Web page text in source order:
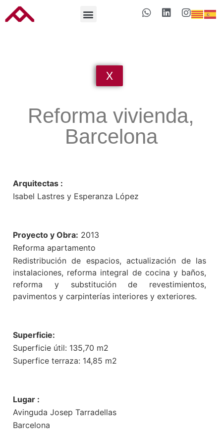
X
Reforma vivienda,
Barcelona
Arquitectas :
Isabel Lastres y Esperanza López
Proyecto y Obra: 2013
Reforma apartamento
Redistribución de espacios, actualización de las
instalaciones, reforma integral de cocina y baños,
reforma y substitución de revestimientos,
pavimentos y carpinterías interiores y exteriores.
Superficie:
Superficie útil: 135,70 m2
Superfice terraza: 14,85 m2
Lugar :
Avinguda Josep Tarradellas
Barcelona